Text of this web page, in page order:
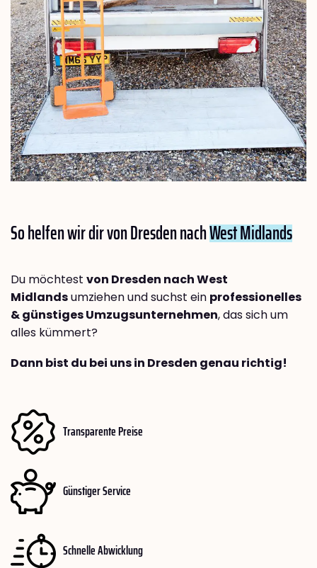
So helfen wir dir von Dresden nachWest Midlands
Du möchtest von Dresden nach West
Midlandsumziehen und suchst ein professionelles
& günstiges Umzugsunternehmen, das sich um
alles kümmert?
Dann bist du bei uns in Dresden genau richtig!
Transparente Preise
Günstiger Service
Schnelle Abwicklung